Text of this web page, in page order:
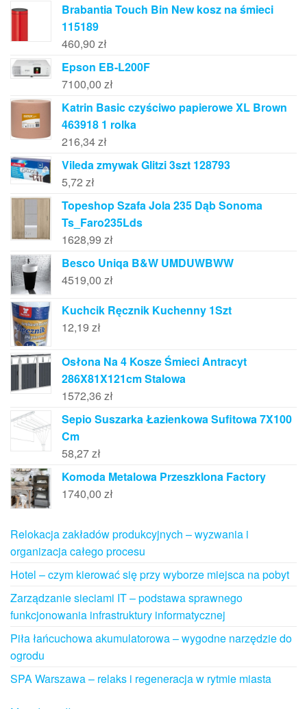
Brabantia Touch Bin New kosz na śmieci
115189
460,90 zł
Epson EB-L200F
7100,00 zł
Katrin Basic czyściwo papierowe XL Brown
463918 1 rolka
216,34zł
Vileda zmywak Glitzi 3szt 128793
5,72 zł
Topeshop Szafa Jola 235 Dąb Sonoma
Ts_Faro235Lds
1628,99 zł
Besco Uniqa B&W UMDUWBWW
4519,00 zł
Kuchcik Ręcznik Kuchenny 1Szt
12,19 zł
Osłona Na 4 Kosze Śmieci Antracyt
286X81X121cm Stalowa
1572,36 zł
Sepio Suszarka Łazienkowa Sufitowa 7X100
Cm
58,27zł
Komoda Metalowa Przeszklona Factory
1740,00 zł
Relokacja zakładów produkcyjnych – wyzwania i
organizacja całego procesu
Hotel – czym kierować się przy wyborze miejsca na pobyt
Zarządzanie sieciami IT – podstawa sprawnego
funkcjonowania infrastruktury informatycznej
Piła łańcuchowa akumulatorowa – wygodne narzędzie do
ogrodu
SPA Warszawa – relaks i regeneracja w rytmie miasta